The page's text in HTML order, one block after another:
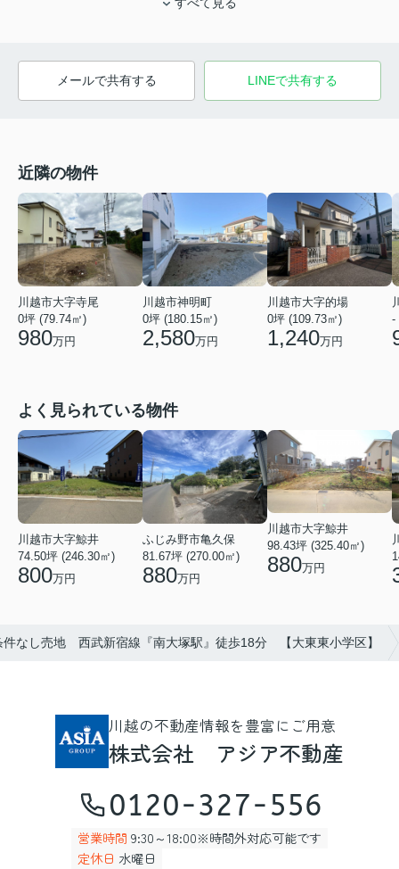
メールで共有する LINEで共有する
近隣の物件
川越市大字寺尾
0坪 (79.74㎡)
980万円
川越市神明町
0坪 (180.15㎡)
2,580万円
川越市大字的場
0坪 (109.73㎡)
1,240万円
-
よく見られている物件
川越市大字鯨井
74.50坪 (246.30㎡)
800万円
ふじみ野市亀久保
81.67坪 (270.00㎡)
880万円
川越市大字鯨井
98.43坪 (325.40㎡)
880万円
なし売地 西武新宿線『南大塚駅』徒歩18分 【大東東小学区】
川越の不動産情報を豊富にご用意
株式会社 アジア不動産
0120-327-556
営業時間 9:30～18:00※時間外対応可能です
定休日 水曜日